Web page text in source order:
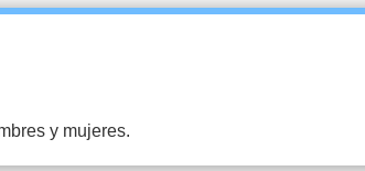
y mujeres.